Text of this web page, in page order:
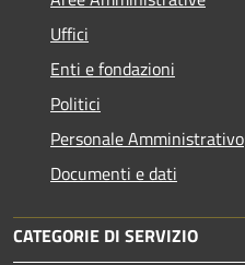
Uffici
Enti e fondazioni
Politici
Personale Amministrativo
Documenti e dati
CATEGORIE DI SERVIZIO